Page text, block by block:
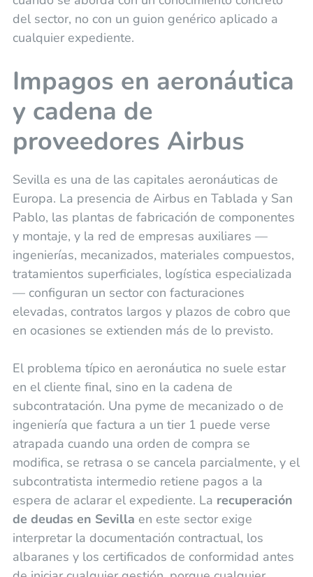
del sector, no con un guion genérico aplicado a
cualquier expediente.
Impagos en aeronáutica
y cadena de
proveedores Airbus
Sevilla es una de las capitales aeronáuticas de
Europa. La presencia de Airbus en Tablada y San
Pablo, las plantas de fabricación de componentes
y montaje, y la red de empresas auxiliares —
ingenierías, mecanizados, materiales compuestos,
tratamientos superficiales, logística especializada
— configuran un sector con facturaciones
elevadas, contratos largos y plazos de cobro que
en ocasiones se extienden más de lo previsto.
El problema típico en aeronáutica no suele estar
en el cliente final, sino en la cadena de
subcontratación. Una pyme de mecanizado o de
ingeniería que factura a un tier 1 puede verse
atrapada cuando una orden de compra se
modifica, se retrasa o se cancela parcialmente, y el
subcontratista intermedio retiene pagos a la
espera de aclarar el expediente. La recuperación
de deudas en Sevilla en este sector exige
interpretar la documentación contractual, los
albaranes y los certificados de conformidad antes